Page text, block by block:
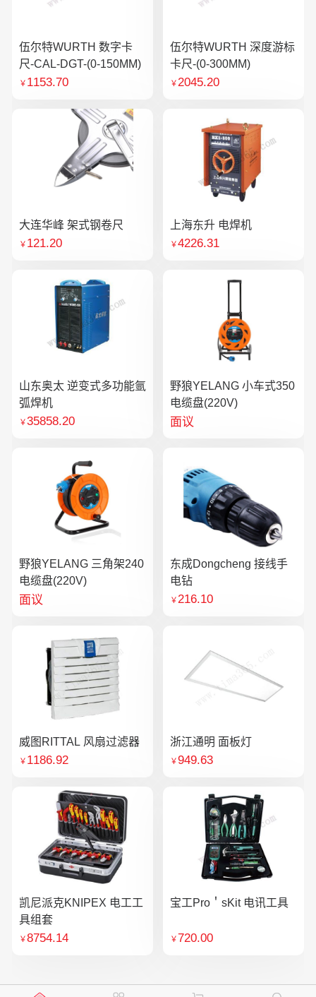
伍尔特WURTH 数字卡
尺-CAL-DGT-(0-150MM)
￥ 1153.70
伍尔特WURTH 深度游标
卡尺-(0-300MM)
￥2045.20
大连华峰 架式钢卷尺
￥ 121.20
上海东升 电焊机
￥4226.31
山东奥太 逆变式多功能氩
弧焊机
￥35858.20
野狼YELANG 小车式350
电缆盘(220V)
面议
野狼YELANG 三角架240
电缆盘(220V)
面议
东成Dongcheng 接线手
电钻
￥216.10
威图RITTAL 风扇过滤器
￥ 1186.92
浙江通明 面板灯
￥949.63
凯尼派克KNIPEX 电工工
具组套
￥8754.14
宝工Pro＇sKit 电讯工具
￥720.00